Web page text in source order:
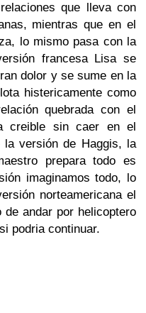
que lleva con
mientras que en el
lo mismo pasa con la
francesa Lisa se
dolor y se sume en la
histericamente como
quebrada con el
creible sin caer en el
la versión de Haggis, la
prepara todo es
imaginamos todo, lo
norteamericana el
andar por helicoptero
podria continuar.